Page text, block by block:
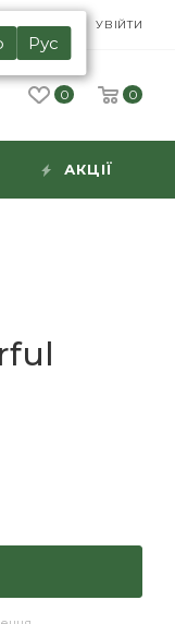
Рус
УВІЙТИ
0 0
АКЦІЇ